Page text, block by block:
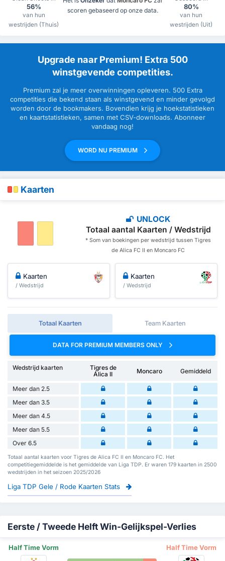
56%
van hun
westrijden (Thuis)
scoren gebaseerd op onze data.
80%
van hun
westrijden (Uit)
Upgrade naar Premium! Extra 500
winstgevende competities.
Premium zal je meer overwinningen opleveren. 500 Extra
competities die bekend staan als winstgevend en minder gevolgd
worden door de bookmakers. Bovendien krijg je hoekstatistieken
en kaartstatistieken, samen met CSV-downloads. Abonneer
vandaag nog!
WORD NU PREMIUM
Kaarten
UNLOCK
Totaal aantal Kaarten / Wedstrijd
* Som van boekingen per wedstrijd tussen Tigres
de Alica FC II en Moncaro FC
Kaarten
/ Wedstrijd
Kaarten
/ Wedstrijd
Totaal Kaarten Team Kaarten
DATA FOR PREMIUM MEMBERS ONLY
Wedstrijd kaarten
Tigres de
Álica II
Moncaro Gemiddeld
Meer dan 2.5
Meer dan 3.5
Meer dan 4.5
Meer dan 5.5
Over 6.5
Totaal aantal kaarten voor Tigres de Alica FC II en Moncaro FC. Het
competitiegemiddelde is het gemiddelde van Liga TDP. Er waren 179 kaarten in 2500
wedstrijden in het seizoen 2025/2026
Liga TDP Gele / Rode Kaarten Stats
Eerste / Tweede Helft Win-Gelijkspel-Verlies
Half Time Vorm Half Time Vorm